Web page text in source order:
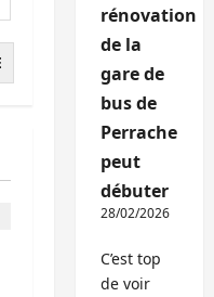
rénovation
de la
gare de
bus de
Perrache
peut
débuter
28/02/2026
C’est top
de voir